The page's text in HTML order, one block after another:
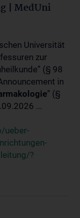
| MedUni
Universität
zur
(§ 98
in
” (§
...
ueber-
?